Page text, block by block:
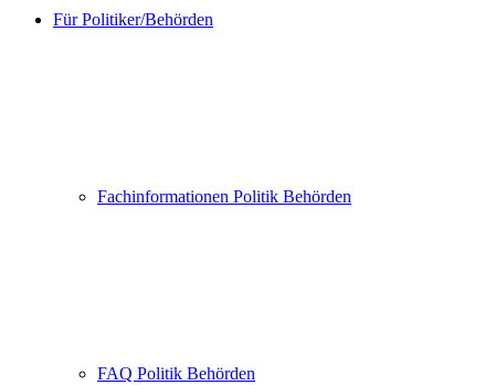
Für Politiker/Behörden
Fachinformationen Politik Behörden
FAQ Politik Behörden